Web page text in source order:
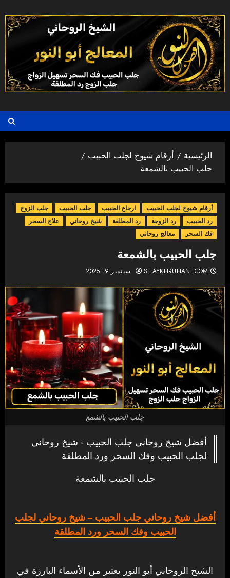
إلى
المحتوى
الرئيسية
أرقام شيوخ لجلب الحبيب
جلب الحبيب بالشمعة
أرقام شيوخ لجلب الحبيب ارجاع الحبيب جلب الحبيب
جلب الزوج
رد الحبيب
رد الزوجة رد المطلقة شيخ روحاني
علاج السحر
فك السحر
معالج روحاني
جلب الحبيب بالشمعة
SHAYKHRUHANI.COM سبتمبر 9, 2025
جلب الحبيب بالشمع
أفضل شيخ روحاني جلب الحبيب - شيخ روحاني
لجلب الحبيب وفك السحر ورد المطلقة
جلب الحبيب بالشمعة
أفضل شيخ روحاني جلب الحبيب – شيخ روحاني لجلب
الحبيب وفك السحر ورد المطلقة
الشيخ الروحاني أبو النور يعتبر من الأسماء البارزة في